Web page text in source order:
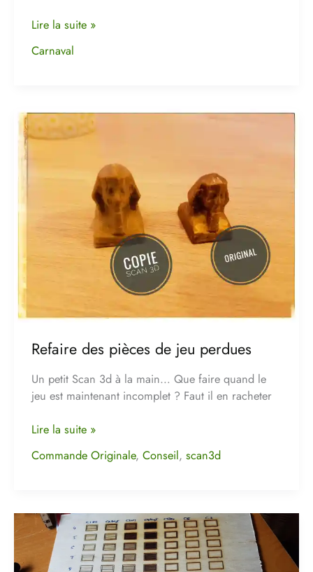
Lire la suite »
Carnaval
Refaire des pièces de jeu perdues
Un petit Scan 3d à la main… Que faire quand le
jeu est maintenant incomplet ? Faut il en racheter
Refaire
des
de
Lire la suite »
Commande Originale, Conseil, scan3d
Zmorph
Laser